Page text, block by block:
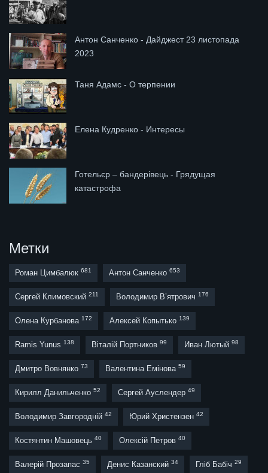
Антон Санченко - Дайджест 23 листопада
2023
Таня Адамс - О терпении
Елена Кудренко - Интересы
Готельєр – бандерівець - Грядущая
катастрофа
Метки
Роман Цимбалюк 681 Антон Санченко 653
Сергей Климовский 211 Володимир В’ятрович 176
Олена Курбанова 172 Алексей Копытько 139
Ramis Yunus 138 Віталій Портников 99 Иван Лютый 98
Дмитро Вовнянко 73 Валентина Емінова 59
Кирилл Данильченко 52 Сергей Ауслендер 49
Володимир Завгородній 42 Юрий Христензен 42
Костянтин Машовець 40 Олексій Петров 40
Валерій Прозапас 35 Денис Казанский 34 Гліб Бабіч 29